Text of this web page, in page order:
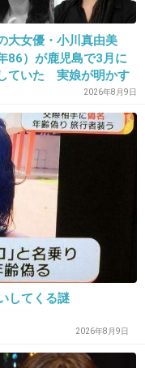
たのね
くらいだから
大女優・小川真由美
86）が鹿児島で3月に
ていた 実娘が明かす
」の素顔と空白の晩年
2026年8月9日
してくる謎
2026年8月9日